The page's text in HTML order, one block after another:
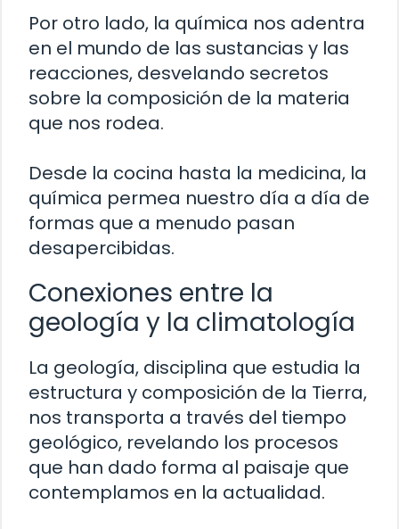
Por otro lado, la química nos adentra
en el mundo de las sustancias y las
reacciones, desvelando secretos
sobre la composición de la materia
que nos rodea.
Desde la cocina hasta la medicina, la
química permea nuestro día a día de
formas que a menudo pasan
desapercibidas.
Conexiones entre la
geología y la climatología
La geología, disciplina que estudia la
estructura y composición de la Tierra,
nos transporta a través del tiempo
geológico, revelando los procesos
que han dado forma al paisaje que
contemplamos en la actualidad.